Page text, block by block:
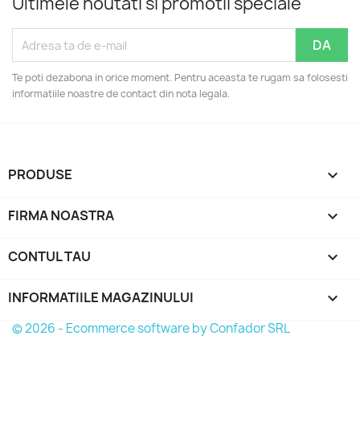
Te poti dezabona in orice moment. Pentru aceasta te rugam sa folosesti
informatiile noastre de contact din nota legala.
PRODUSE 
FIRMA NOASTRA 
CONTUL TAU 
INFORMATIILE MAGAZINULUI keyboard_arrow_down
© 2026 - Ecommerce software by Confador SRL